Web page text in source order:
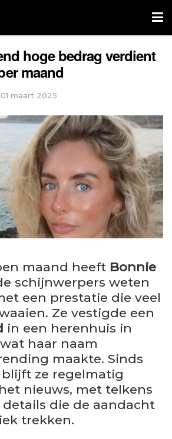
hoge bedrag verdient
maand
01 maart 2025
maand heeft Bonnie
schijnwerpers weten
een prestatie die veel
Ze vestigde een
in een herenhuis in
haar naam
maakte. Sinds
ze regelmatig
nieuws, met telkens
die de aandacht
trekken.